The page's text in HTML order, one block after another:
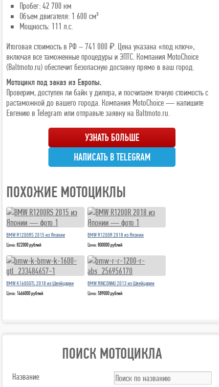
Пробег: 42 700 км
Объем двигателя: 1 600 см³
Мощность: 111 л.с.
Итоговая стоимость в РФ – 741 000 ₽. Цена указана «под ключ»,
включая все таможенные процедуры и ЭПТС. Компания MotoChoice
(Baltmoto.ru) обеспечит безопасную доставку прямо в ваш город.
Мотоцикл под заказ из Европы.
Проверим, доступен ли байк у дилера, и посчитаем точную стоимость с
растаможкой до вашего города. Компания MotoChoice — напишите
Евгению в Telegram или отправьте заявку на Baltmoto.ru.
УЗНАТЬ БОЛЬШЕ
НАПИСАТЬ В TELEGRAM
ПОХОЖИЕ МОТОЦИКЛЫ
BMW R1200RS 2015 из Японии
Цена:822000 рублей
BMW R1200R 2018 из Японии
Цена:800000 рублей
BMW K1600GTL 2018 из Швейцарии
Цена: 1466000 рублей
BMW RINCONNU 2013 из Швейцарии
Цена:589000 рублей
ПОИСК МОТОЦИКЛА
Название